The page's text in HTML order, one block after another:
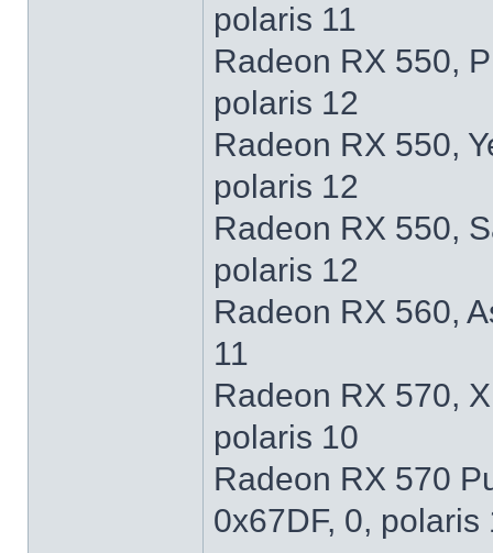
polaris 11
Radeon RX 550,
polaris 12
Radeon RX 550,
polaris 12
Radeon RX 550,
polaris 12
Radeon RX 560,
11
Radeon RX 570,
polaris 10
Radeon RX 570
0x67DF, 0, polaris